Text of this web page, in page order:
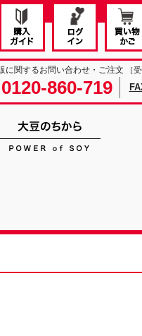
に関するお問い合わせ・ご注文 ［
0120-860-719